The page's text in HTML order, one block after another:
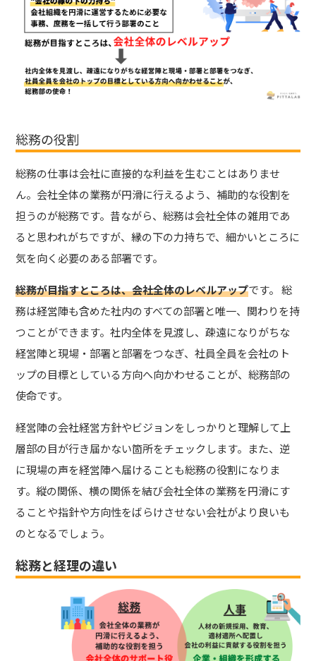
総務の役割
総務の仕事は会社に直接的な利益を生むことはありませ
ん。会社全体の業務が円滑に行えるよう、補助的な役割を
担うのが総務です。昔ながら、総務は会社全体の雑用であ
ると思われがちですが、縁の下の力持ちで、細かいところに
気を向く必要のある部署です。
総務が目指すところは、会社全体のレベルアップです。 総
務は経営陣も含めた社内のすべての部署と唯一、関わりを持
つことができます。社内全体を見渡し、疎遠になりがちな
経営陣と現場・部署と部署をつなぎ、社員全員を会社のト
ップの目標としている方向へ向かわせることが、総務部の
使命です。
経営陣の会社経営方針やビジョンをしっかりと理解して上
層部の目が行き届かない箇所をチェックします。また、逆
に現場の声を経営陣へ届けることも総務の役割になりま
す。縦の関係、横の関係を結び会社全体の業務を円滑にす
ることや指針や方向性をばらけさせない会社がより良いも
のとなるでしょう。
総務と経理の違い